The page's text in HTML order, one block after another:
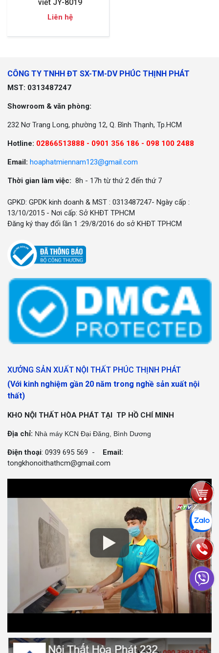
viết JY-8019
Liên hệ
CÔNG TY TNHH ĐT SX-TM-DV PHÚC THỊNH PHÁT
MST: 0313487247
Showroom & văn phòng:
232 Nơ Trang Long, phường 12, Q. Bình Thạnh, Tp.HCM
Hotline: 02866513888 - 0901 356 186 - 098 100 2488
Email: hoaphatmiennam123@gmail.com
Thời gian làm việc: 8h - 17h từ thứ 2 đến thứ 7
GPKD: GPDK kinh doanh & MST : 0313487247- Ngày cấp :
13/10/2015 - Nơi cấp: Sở KHĐT TPHCM
Đăng ký thay đổi lần 1 :29/8/2016 do sở KHĐT TPHCM
XƯỞNG SẢN XUẤT NỘI THẤT PHÚC THỊNH PHÁT
(Với kinh nghiệm gần 20 năm trong nghề sản xuất nội
thất)
KHO NỘI THẤT HÒA PHÁT TẠI TP HỒ CHÍ MINH
Địa chỉ: Nhà máy KCN Đại Đăng, Bình Dương
Điện thoại: 0939 695 569 - Email:
tongkhonoithathcm@gmail.com